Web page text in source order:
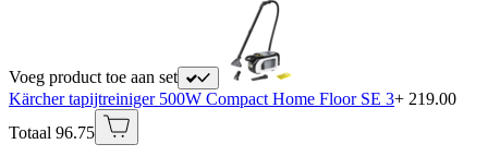
Voeg product toe aan set
Kärcher tapijtreiniger 500W Compact Home Floor SE 3+ 219.00
Totaal 96.75